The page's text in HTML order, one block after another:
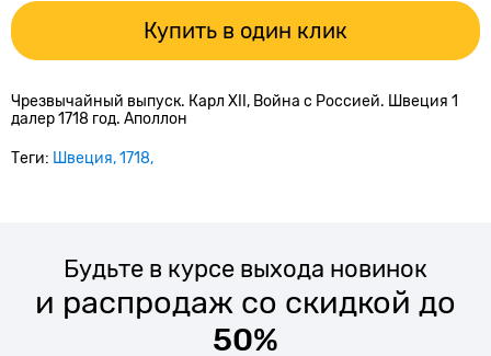
Купить в один клик
Чрезвычайный выпуск. Карл XII, Война с Россией. Швеция 1
далер 1718 год. Аполлон
Теги: Швеция 1718
Будьте в курсе выхода новинок
и распродаж со скидкой до
50%